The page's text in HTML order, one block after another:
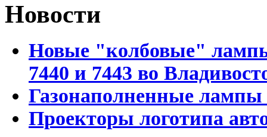
Новости
Новые "колбовые"
7440 и 7443 во
Газонаполненные лампы
Проекторы логотипа